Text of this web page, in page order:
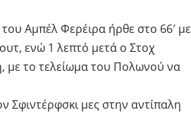
Αμπέλ Φερέιρα ήρθε στο 66′ με
ενώ 1 λεπτό μετά ο Στοχ
με το τελείωμα του Πολωνού να
Σφιντέρφσκι μες στην αντίπαλη